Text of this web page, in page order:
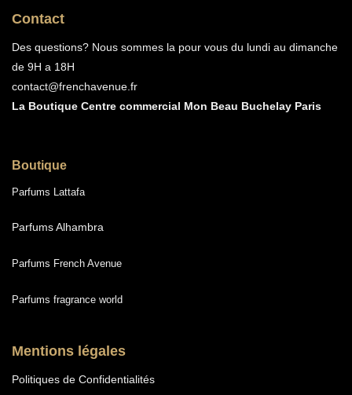
Boutique
Parfums Lattafa
Parfums Alhambra
Parfums French Avenue
Parfums fragrance world
Mentions légales
Politiques de Confidentialités
Contact
Des questions? Nous sommes la pour vous du lundi au dimanche
de 9H a 18H
contact@frenchavenue.fr
La Boutique Centre commercial Mon Beau Buchelay Paris